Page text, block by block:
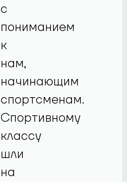
с
пониманием
к
нам,
начинающим
спортсменам.
Спортивному
классу
шли
на